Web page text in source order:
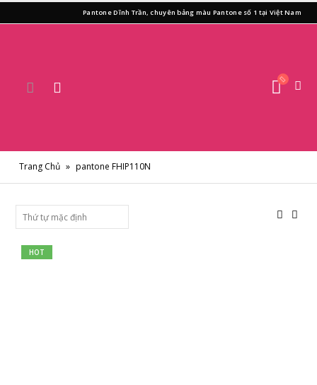
Pantone Dĩnh Trần, chuyên bảng màu Pantone số 1 tại Việt Nam
Trang Chủ » pantone FHIP110N
HOT